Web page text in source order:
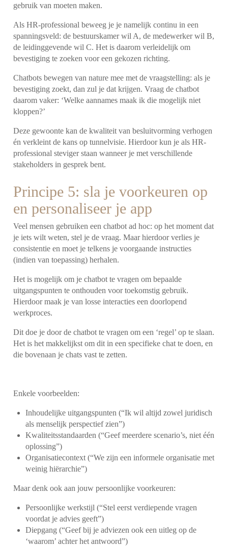
gebruik van moeten maken.
Als HR-professional beweeg je je namelijk continu in een
spanningsveld: de bestuurskamer wil A, de medewerker wil B,
de leidinggevende wil C. Het is daarom verleidelijk om
bevestiging te zoeken voor een gekozen richting.
Chatbots bewegen van nature mee met de vraagstelling: als je
bevestiging zoekt, dan zul je dat krijgen. Vraag de chatbot
daarom vaker: ‘Welke aannames maak ik die mogelijk niet
kloppen?’
Deze gewoonte kan de kwaliteit van besluitvorming verhogen
én verkleint de kans op tunnelvisie. Hierdoor kun je als HR-
professional steviger staan wanneer je met verschillende
stakeholders in gesprek bent.
Principe 5: sla je voorkeuren op
en personaliseer je app
Veel mensen gebruiken een chatbot ad hoc: op het moment dat
je iets wilt weten, stel je de vraag. Maar hierdoor verlies je
consistentie en moet je telkens je voorgaande instructies
(indien van toepassing) herhalen.
Het is mogelijk om je chatbot te vragen om bepaalde
uitgangspunten te onthouden voor toekomstig gebruik.
Hierdoor maak je van losse interacties een doorlopend
werkproces.
Dit doe je door de chatbot te vragen om een ‘regel’ op te slaan.
Het is het makkelijkst om dit in een specifieke chat te doen, en
die bovenaan je chats vast te zetten.
Enkele voorbeelden:
Inhoudelijke uitgangspunten (“Ik wil altijd zowel juridisch
als menselijk perspectief zien”)
Kwaliteitsstandaarden (“Geef meerdere scenario’s, niet één
oplossing”)
Organisatiecontext (“We zijn een informele organisatie met
weinig hiërarchie”)
Maar denk ook aan jouw persoonlijke voorkeuren:
Persoonlijke werkstijl (“Stel eerst verdiepende vragen
voordat je advies geeft”)
Diepgang (“Geef bij je adviezen ook een uitleg op de
‘waarom’ achter het antwoord”)